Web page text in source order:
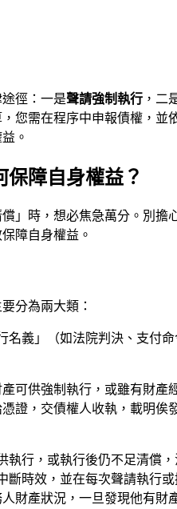
徑：一是聲請強制執行 ，二
您需在程序中申報債權，
。
障自身權益？
」時，想必焦急萬分。別
障自身權益。
分為兩大類：
名義」（如法院判決、支付
產可供強制執行，或雖有財
證，交債權人收執，載明
執行，或執行後仍不足清償
斷時效，並在每次聲請執行
財產狀況，一旦發現他有財